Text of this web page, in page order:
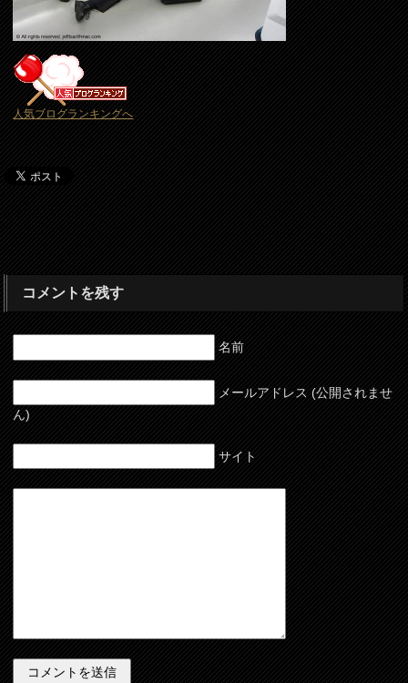
人気ブログランキングへ
コメントを残す
名前
メールアドレス (公開されませ
ん)
サイト